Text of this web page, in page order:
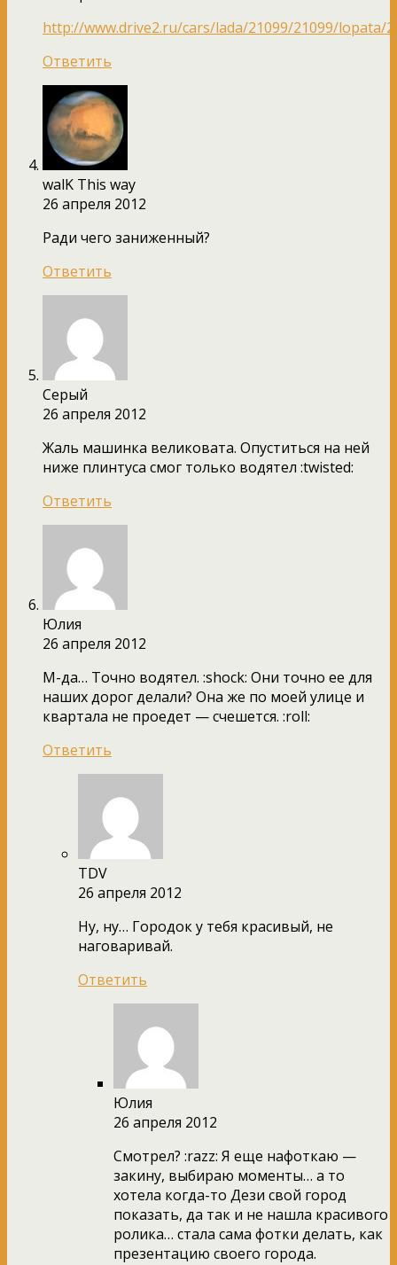
http://www.drive2.ru/cars/lada/21099/21099/lopata/
Ответить
walK This way
26 апреля 2012
Ради чего заниженный?
Ответить
Серый
26 апреля 2012
Жаль машинка великовата. Опуститься на ней
ниже плинтуса смог только водятел :twisted:
Ответить
Юлия
26 апреля 2012
М-да… Точно водятел. :shock: Они точно ее для
наших дорог делали? Она же по моей улице и
квартала не проедет — счешется. :roll:
Ответить
TDV
26 апреля 2012
Ну, ну… Городок у тебя красивый, не
наговаривай.
Ответить
Юлия
26 апреля 2012
Смотрел? :razz: Я еще нафоткаю —
закину, выбираю моменты… а то
хотела когда-то Дези свой город
показать, да так и не нашла красивого
ролика… стала сама фотки делать, как
презентацию своего города.